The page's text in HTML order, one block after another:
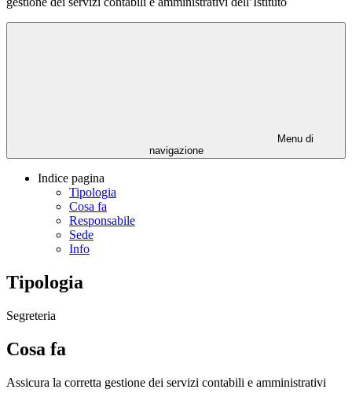
Menu di
navigazione
Indice pagina
Tipologia
Cosa fa
Responsabile
Sede
Info
Tipologia
Segreteria
Cosa fa
Assicura la corretta gestione dei servizi contabili e amministrativi